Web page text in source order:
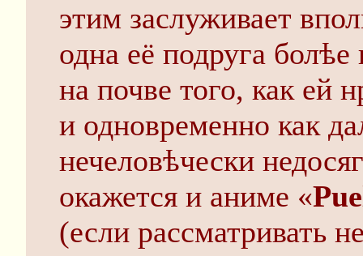
этим заслуживает
одна её подруга
на почве того, как ей
и одновременно как
нечеловѣчески
окажется и аниме «
(если рассматривать